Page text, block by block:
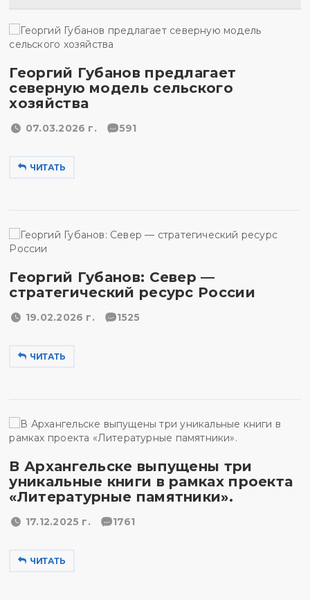
Георгий Губанов предлагает
северную модель сельского
хозяйства
07.03.2026 г. 591
ЧИТАТЬ
Георгий Губанов: Север —
стратегический ресурс России
19.02.2026 г. 1525
ЧИТАТЬ
В Архангельске выпущены три
уникальные книги в рамках проекта
«Литературные памятники».
17.12.2025 г. 1761
ЧИТАТЬ